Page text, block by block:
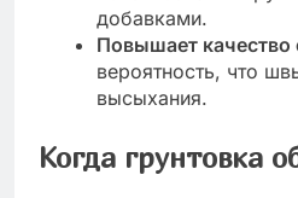
добавками.
Повышает качество
вероятность, что
высыхания.
Когда грунтовка